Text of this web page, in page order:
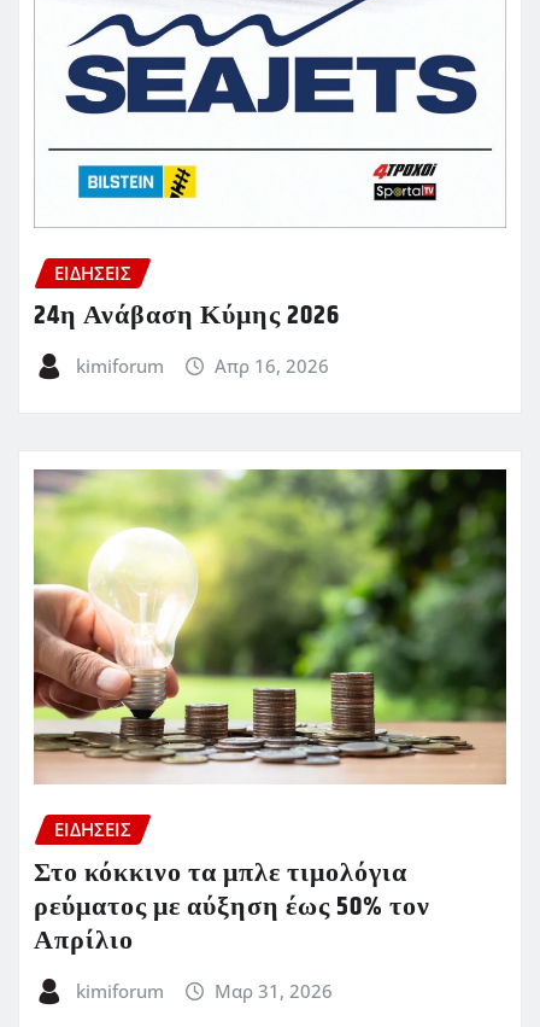
ΕΙΔΗΣΕΙΣ
24η Ανάβαση Κύμης 2026
kimiforum Απρ 16, 2026
ΕΙΔΗΣΕΙΣ
Στο κόκκινο τα μπλε τιμολόγια
ρεύματος με αύξηση έως 50% τον
Απρίλιο
kimiforum Μαρ 31, 2026